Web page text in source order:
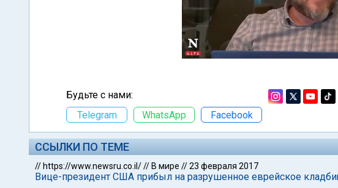
Будьте с нами:
Telegram
WhatsApp Facebook
ССЫЛКИ ПО ТЕМЕ
// https://www.newsru.co.il/// В мире //23 февраля 2017
Вице-президент США прибыл на разрушенное еврейское